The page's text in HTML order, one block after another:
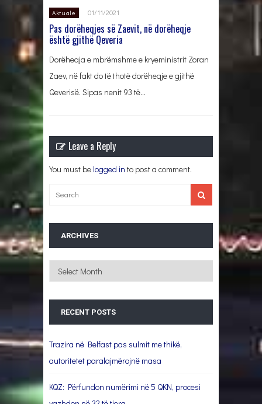
Aktuale 01/11/2021
Pas dorëheqjes së Zaevit, në dorëheqje
është gjithë Qeveria
Dorëheqja e mbrëmshme e kryeministrit Zoran
Zaev, në fakt do të thotë dorëheqje e gjithë
Qeverisë. Sipas nenit 93 të…
Leave a Reply
You must be logged in to post a comment.
ARCHIVES
Archives
RECENT POSTS
Trazira në Belfast pas sulmit me thikë,
autoritetet paralajmërojnë masa
KQZ: Përfundon numërimi në 5 QKN, procesi